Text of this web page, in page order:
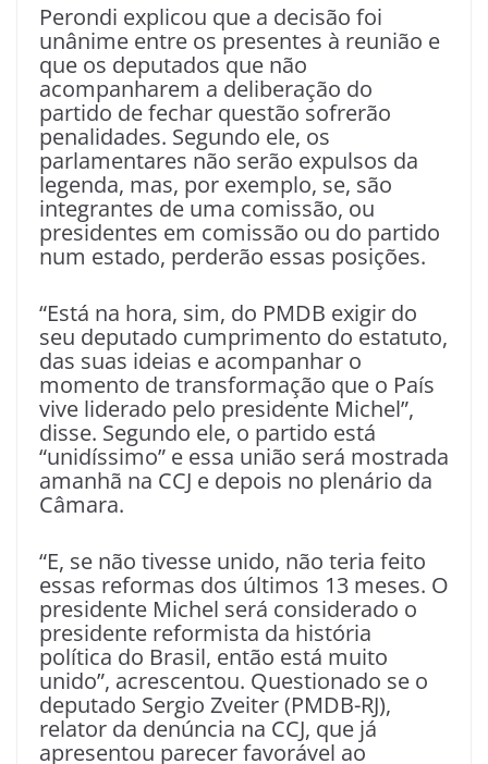
Perondi explicou que a decisão foi
unânime entre os presentes à reunião e
que os deputados que não
acompanharem a deliberação do
partido de fechar questão sofrerão
penalidades. Segundo ele, os
parlamentares não serão expulsos da
legenda, mas, por exemplo, se, são
integrantes de uma comissão, ou
presidentes em comissão ou do partido
num estado, perderão essas posições.
“Está na hora, sim, do PMDB exigir do
seu deputado cumprimento do estatuto,
das suas ideias e acompanhar o
momento de transformação que o País
vive liderado pelo presidente Michel”,
disse. Segundo ele, o partido está
“unidíssimo” e essa união será mostrada
amanhã na CCJ e depois no plenário da
Câmara.
“E, se não tivesse unido, não teria feito
essas reformas dos últimos 13 meses. O
presidente Michel será considerado o
presidente reformista da história
política do Brasil, então está muito
unido”, acrescentou. Questionado se o
deputado Sergio Zveiter (PMDB-RJ),
relator da denúncia na CCJ, que já
apresentou parecer favorável ao